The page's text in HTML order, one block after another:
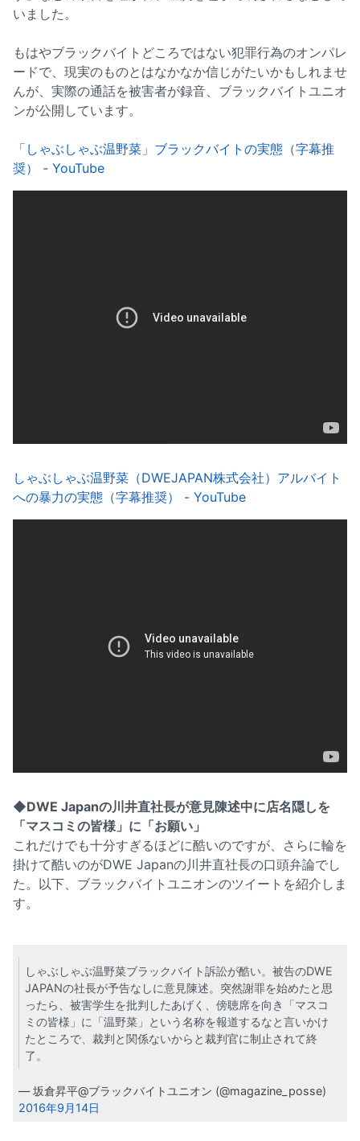
いました。
もはやブラックバイトどころではない犯罪行為のオンパレ
ードで、現実のものとはなかなか信じがたいかもしれませ
んが、実際の通話を被害者が録音、ブラックバイトユニオ
ンが公開しています。
「しゃぶしゃぶ温野菜」ブラックバイトの実態（字幕推
奨） - YouTube
しゃぶしゃぶ温野菜（DWEJAPAN株式会社）アルバイト
への暴力の実態（字幕推奨） - YouTube
◆DWE Japanの川井直社長が意見陳述中に店名隠しを
「マスコミの皆様」に「お願い」
これだけでも十分すぎるほどに酷いのですが、さらに輪を
掛けて酷いのがDWE Japanの川井直社長の口頭弁論でし
た。以下、ブラックバイトユニオンのツイートを紹介しま
す。
しゃぶしゃぶ温野菜ブラックバイト訴訟が酷い。被告のDWE
JAPANの社長が予告なしに意見陳述。突然謝罪を始めたと思
ったら、被害学生を批判したあげく、傍聴席を向き「マスコ
ミの皆様」に「温野菜」という名称を報道するなと言いかけ
たところで、裁判と関係ないからと裁判官に制止されて終
了。
— 坂倉昇平@ブラックバイトユニオン (@magazine_posse)
2016年9月14日